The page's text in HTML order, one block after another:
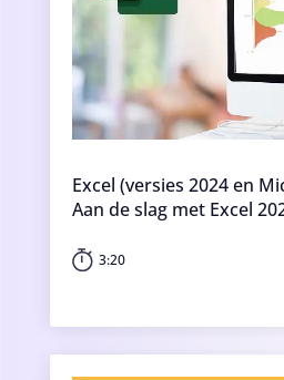
Excel (versies 2024 en
Aan de slag met Excel
3:20